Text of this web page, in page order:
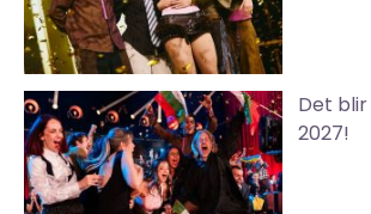
Det blir
2027!